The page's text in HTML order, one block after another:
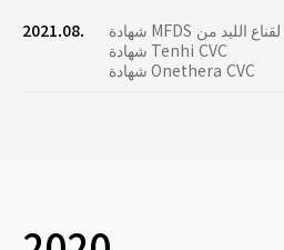
2021.08.
شهادة Tenhi CVC
شهادة Onethera CVC